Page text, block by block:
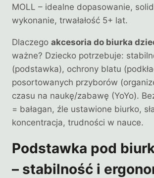
MOLL – idealne dopasowanie,
wykonanie, trwałałość 5+ lat.
Dlaczego akcesoria do biurka
ważne? Dziecko potrzebuje:
(podstawka), ochrony blatu
posortowanych przyborów
czasu na naukę/zabawę (YoYo).
= bałagan, źle ustawione biurko,
koncentracja, trudności w nauce.
Podstawka pod
– stabilność i